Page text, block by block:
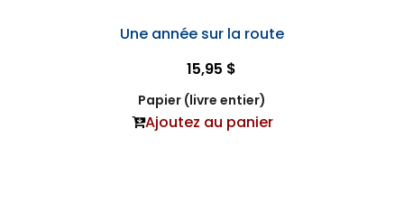
Une année sur la route
15,95 $
Papier (livre entier)
Ajoutez au panier